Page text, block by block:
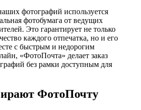
фотографий используется
фотобумага от ведущих
Это гарантирует не только
каждого отпечатка, но и его
с быстрым и недорогим
«ФотоПочта» делает заказ
без рамки доступным для
ФотоПочту